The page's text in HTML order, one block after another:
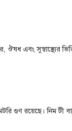
এবং সুস্বাস্থ্যের
গুণ রয়েছে। নিম টী